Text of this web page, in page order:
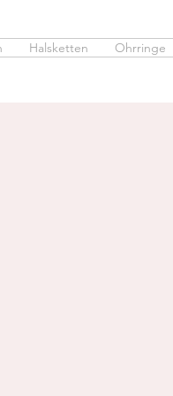
Halsketten Ohrringe